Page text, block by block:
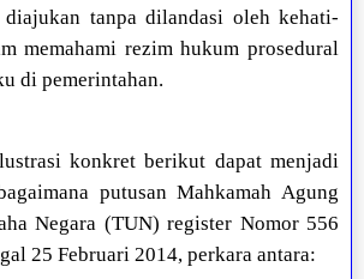
tanpa dilandasi oleh kehati-
memahami rezim hukum prosedural
di pemerintahan.
konkret berikut dapat menjadi
putusan Mahkamah Agung
Negara (TUN) register Nomor 556
25 Februari 2014, perkara antara: